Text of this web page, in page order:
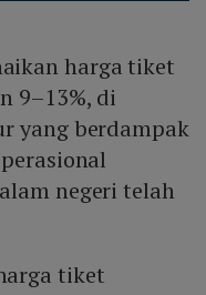
harga tiket
9–13%, di
yang berdampak
negeri telah
tiket